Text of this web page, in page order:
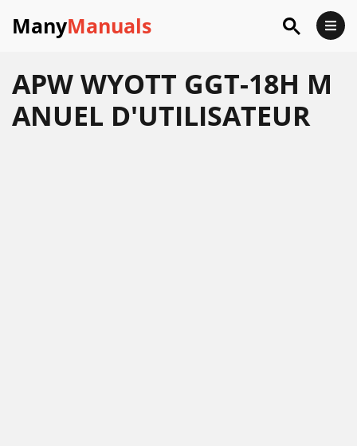
ManyManuals
APW WYOTT GGT-18H M
ANUEL D'UTILISATEUR